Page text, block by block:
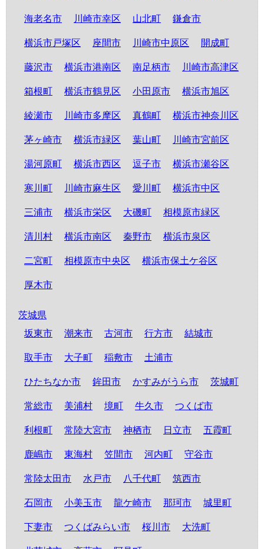
海老名市 川崎市幸区 山北町 鎌倉市
横浜市戸塚区 座間市 川崎市中原区 開成町
藤沢市 横浜市港南区 南足柄市 川崎市高津区
箱根町 横浜市鶴見区 小田原市 横浜市旭区
綾瀬市 川崎市多摩区 真鶴町 横浜市神奈川区
茅ヶ崎市 横浜市緑区 葉山町 川崎市宮前区
湯河原町 横浜市西区 逗子市 横浜市瀬谷区
寒川町 川崎市麻生区 愛川町 横浜市中区
三浦市 横浜市栄区 大磯町 相模原市緑区
清川村 横浜市南区 秦野市 横浜市泉区
二宮町 相模原市中央区 横浜市保土ケ谷区
厚木市
茨城県
坂東市
潮来市 古河市 行方市 結城市
取手市 大子町 稲敷市 土浦市
ひたちなか市 鉾田市 かすみがうら市 茨城町
常総市 美浦村 境町 牛久市 つくば市
利根町 常陸大宮市 神栖市 日立市 五霞町
鹿嶋市 東海村 笠間市 河内町 守谷市
常陸太田市 水戸市 八千代町 筑西市
石岡市 小美玉市 龍ケ崎市 那珂市 城里町
下妻市 つくばみらい市 桜川市 大洗町